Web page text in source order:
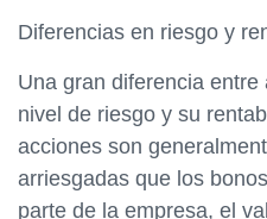
Diferencias en riesgo y
Una gran diferencia
nivel de riesgo y su
acciones son
arriesgadas que los
parte de la empresa, el